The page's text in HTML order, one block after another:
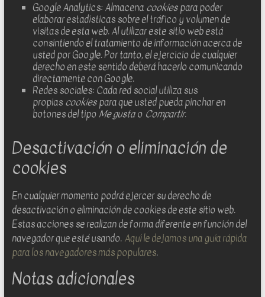
Google Analytics: Almacena cookiespara poder
elaborar estadísticas sobre el tráfico y volumen de
visitas de esta web. Al utilizar este sitio web está
consintiendo el tratamiento de información acerca de
usted por Google. Por tanto, el ejercicio de cualquier
derecho en este sentido deberá hacerlo comunicando
directamente con Google.
Redes sociales: Cada red social utiliza sus
propias cookiespara que usted pueda pinchar en
botones del tipoMe gustao Compartir.
Desactivación o eliminación de
cookies
En cualquier momento podrá ejercer su derecho de
desactivación o eliminación de cookies de este sitio web.
Estas acciones se realizan de forma diferente en función del
navegador que esté usando. Aquí le dejamos una guía rápida
para los navegadores más populares.
Notas adicionales